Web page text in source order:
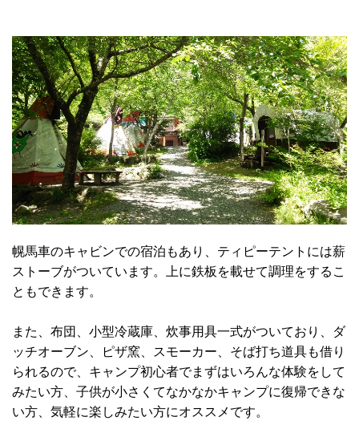
幌馬車のキャビンでの宿泊もあり、ティピーテントには薪
ストーブがついています。上に鉄板を載せて調理をするこ
ともできます。
また、布団、小型冷蔵庫、炊事用具一式がついており、ダ
ッチオーブン、ピザ窯、スモーカー、そば打ち道具も借り
られるので、キャンプ初心者でまずはいろんな体験をして
みたい方、子供が小さくてなかなかキャンプに復帰できな
い方、気軽に楽しみたい方にオススメです。